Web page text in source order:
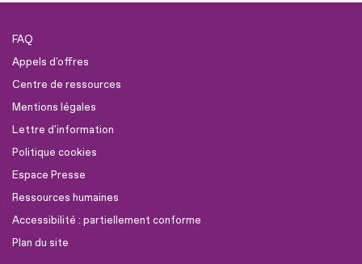
FAQ
Appels d'offres
Centre de ressources
Mentions légales
Lettre d'information
Politique cookies
Espace Presse
Ressources humaines
Accessibilité : partiellement conforme
Plan du site